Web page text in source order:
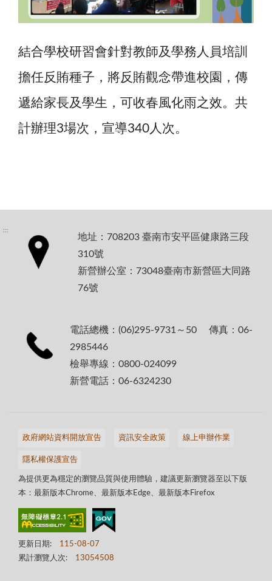
結合學校研習會針對教師及學務人員培訓
擔任反賄種子，將反賄觀念帶進校園，傳
遞給家長及學生，可收春風化雨之效。共
計辦理3場次，宣導340人次。
:::
地址：708203 臺南市安平區健康路三段
310號
新營辦公室：73048臺南市新營區大同路
76號
電話總機：(06)295-9731～50 傳真：06-
2985446
檢舉專線：0800-024099
新營電話：06-6324230
政府網站資料開放宣告 資訊安全政策 線上申辦作業
隱私權保護宣告
為提供更為穩定的瀏覽品質與使用體驗，建議更新瀏覽器至以下版
本：最新版本Chrome、最新版本Edge、最新版本Firefox
更新日期:
115-08-07
累計瀏覽人次:
13054508